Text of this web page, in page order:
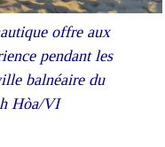
offre aux
pendant les
balnéaire du
Hòa/VI